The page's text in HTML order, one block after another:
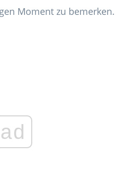
Moment zu bemerken.
ad